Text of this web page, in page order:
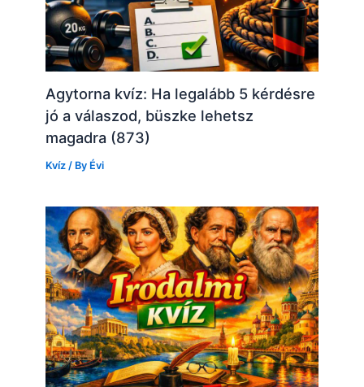
Agytorna kvíz: Ha legalább 5 kérdésre
jó a válaszod, büszke lehetsz
magadra (873)
Kvíz / By Évi